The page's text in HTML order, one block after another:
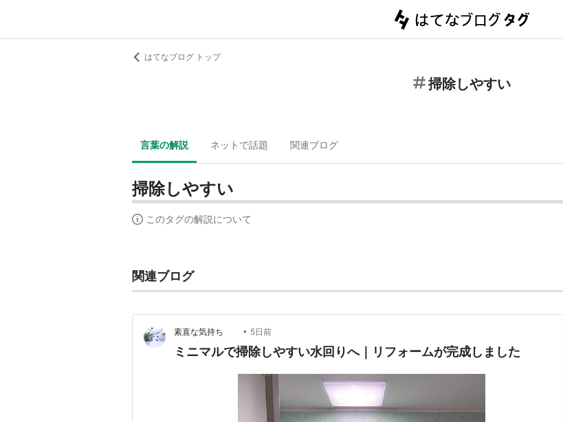
はてなブログ トップ
掃除しやすい
言葉の解説 ネットで話題 関連ブログ
掃除しやすい
このタグの解説について
関連ブログ
素直な気持ち • 5日前
ミニマルで掃除しやすい水回りへ｜リフォームが完成しました